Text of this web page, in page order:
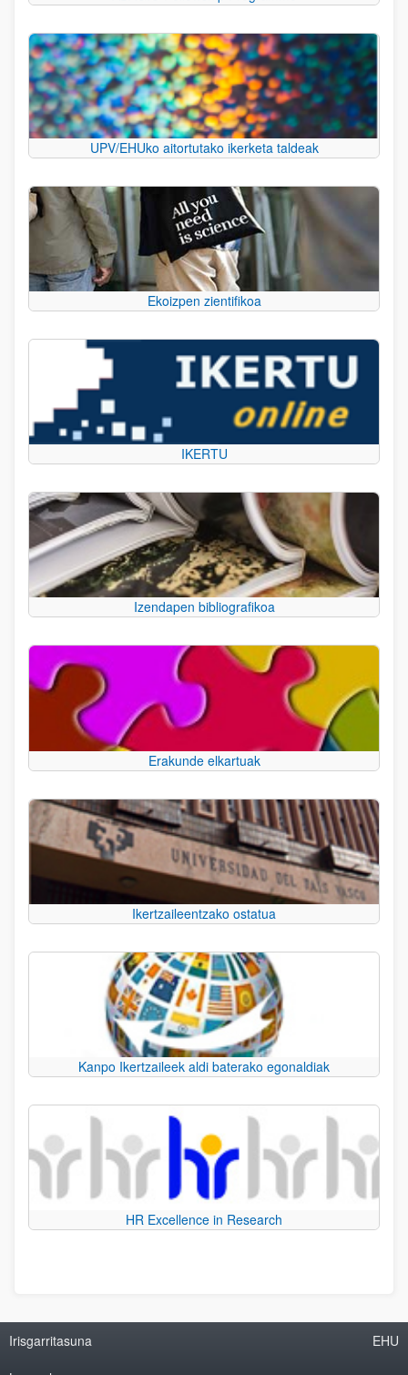
UPV/EHUko aitortutako ikerketa taldeak
Ekoizpen zientifikoa
IKERTU
Izendapen bibliografikoa
Erakunde elkartuak
Ikertzaileentzako ostatua
Kanpo Ikertzaileek aldi baterako egonaldiak
HR Excellence in Research
Irisgarritasuna EHU